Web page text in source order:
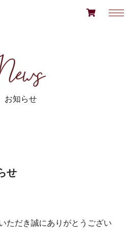
お知らせ
せ
ただき誠にありがとうござい